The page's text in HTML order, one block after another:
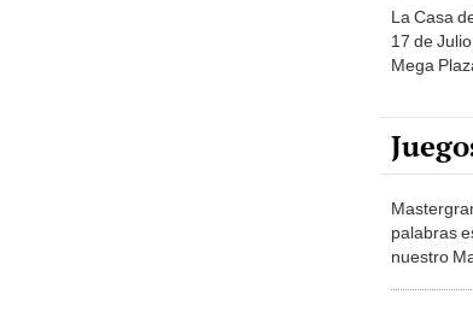
La Casa
17 de
Mega
palabras
nuestro